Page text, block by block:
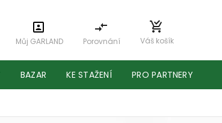
Můj GARLAND Porovnání Váš košík
BAZAR KE STAŽENÍ PRO PARTNERY